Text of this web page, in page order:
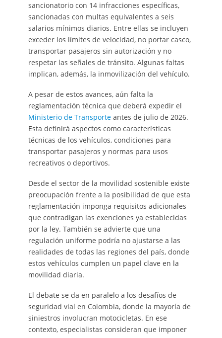
sancionatorio con 14 infracciones específicas,
sancionadas con multas equivalentes a seis
salarios mínimos diarios. Entre ellas se incluyen
exceder los límites de velocidad, no portar casco,
transportar pasajeros sin autorización y no
respetar las señales de tránsito. Algunas faltas
implican, además, la inmovilización del vehículo.
A pesar de estos avances, aún falta la
reglamentación técnica que deberá expedir el
Ministerio de Transporteantes de julio de 2026.
Esta definirá aspectos como características
técnicas de los vehículos, condiciones para
transportar pasajeros y normas para usos
recreativos o deportivos.
Desde el sector de la movilidad sostenible existe
preocupación frente a la posibilidad de que esta
reglamentación imponga requisitos adicionales
que contradigan las exenciones ya establecidas
por la ley. También se advierte que una
regulación uniforme podría no ajustarse a las
realidades de todas las regiones del país, donde
estos vehículos cumplen un papel clave en la
movilidad diaria.
El debate se da en paralelo a los desafíos de
seguridad vial en Colombia, donde la mayoría de
siniestros involucran motocicletas. En ese
contexto, especialistas consideran que imponer